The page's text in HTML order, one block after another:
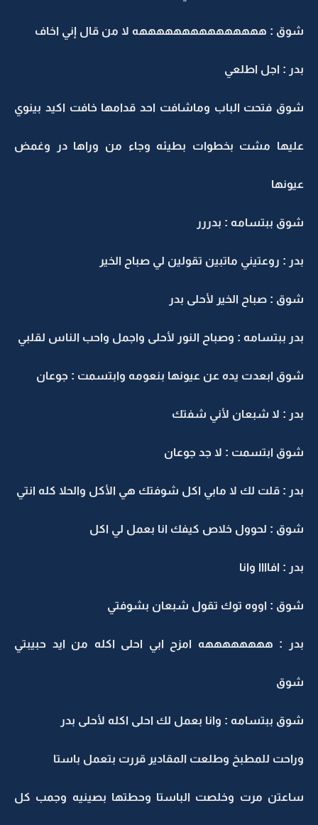
شوق : هههههههههههههههه لا من قال إني اخاف
بدر : اجل اطلعي
شوق فتحت الباب وماشافت احد قدامها خافت اكيد بينوي
عليها مشت بخطوات بطيئه وجاء من وراها در وغمض
عيونها
شوق ببتسامه : بدررر
بدر : روعتيني ماتبين تقولين لي صباح الخير
شوق : صباح الخير لأحلى بدر
بدر ببتسامه : وصباح النور لأحلى واجمل واحب الناس لقلبي
شوق ابعدت يده عن عيونها بنعومه وابتسمت : جوعان
بدر : لا شبعان لأني شفتك
شوق ابتسمت : لا جد جوعان
بدر : قلت لك لا مابي اكل شوفتك هي الأكل والحلا كله انتي
شوق : لحوول خلاص كيفك انا بعمل لي اكل
بدر : افاااا وانا
شوق : اووه توك تقول شبعان بشوفتي
بدر : ههههههههه امزح ابي احلى اكله من ايد حبيبتي
شوق
شوق ببتسامه : وانا بعمل لك احلى اكله لأحلى بدر
وراحت للمطبخ وطلعت المقادير قررت بتعمل باستا
ساعتن مرت وخلصت الباستا وحطتها بصينيه وجمب كل